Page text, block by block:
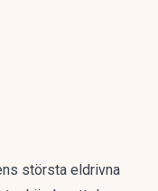
största eldrivna